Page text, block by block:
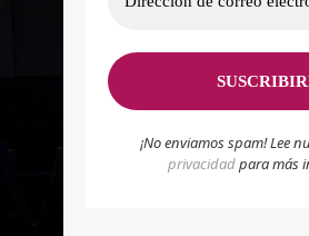
¡No enviamos spam! Lee
privacidadpara más